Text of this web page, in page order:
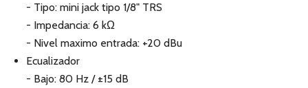
- Tipo: mini jack tipo 1/8" TRS
- Impedancia: 6 kΩ
- Nivel maximo entrada: +20 dBu
Ecualizador
- Bajo: 80 Hz / ±15 dB